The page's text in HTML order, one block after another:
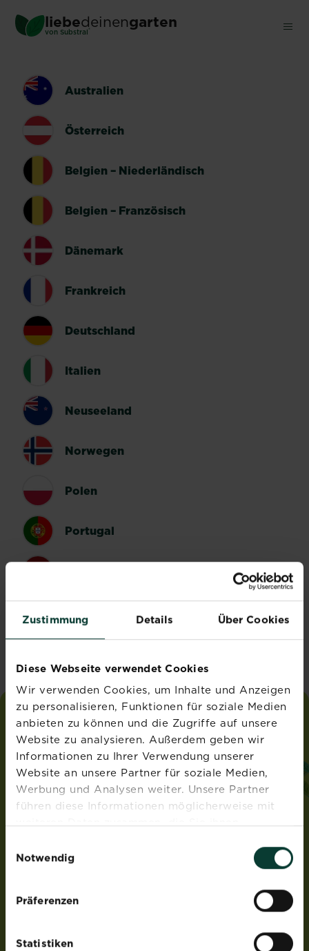
Zustimmung Details Über Cookies
Diese Webseite verwendet Cookies
Wir verwenden Cookies, um Inhalte und Anzeigen
zu personalisieren, Funktionen für soziale Medien
anbieten zu können und die Zugriffe auf unsere
Website zu analysieren. Außerdem geben wir
Informationen zu Ihrer Verwendung unserer
Website an unsere Partner für soziale Medien,
Werbung und Analysen weiter. Unsere Partner
führen diese Informationen möglicherweise mit
weiteren Daten zusammen, die Sie ihnen
Nutzung der Dienste gesammelt haben.
Notwendig
Präferenzen
Statistiken
main
liebedeinengarten
von Substral ®
Australien
Österreich
Belgien – Niederländisch
Belgien – Französisch
Dänemark
Frankreich
Deutschland
Italien
Neuseeland
Norwegen
Polen
Portugal
liebedeinengarten
von Substral®
ADRESSE
Evergreen Garden Care Österreich GmbH
Franz-Brötzner-Straße 11-13
ROUNDUP® und Osmocote® sind eingetragene Marken
Weedex®, Tomcat®, Magisches Rasen-Pflaster®,
EasyGreen®, EvenGreen® und HandyGreen® sind Marken
der Lizenz von OMS Investments, Inc.